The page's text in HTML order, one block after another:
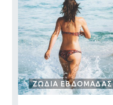
ΖΩΔΙΑ ΕΒΔΟΜΑΔΑΣ